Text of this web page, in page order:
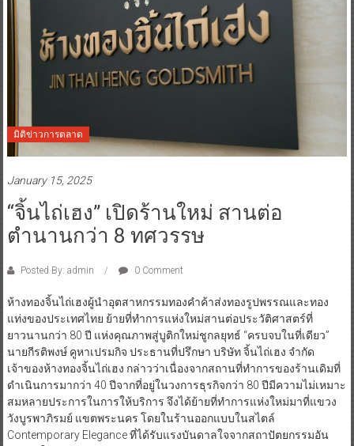
มิติข่าวการตลาด
January 15, 2025
“จิ้นไถ่เฮง” เปิดร้านใหม่ สานต่อ
ตำนานกว่า 8 ทศวรรษ
Posted By: admin 0 Comment
ห้างทองจิ้นไถ่เฮงผู้นำอุตสาหกรรมทองคำค้าส่งทองรูปพรรณและทอง
แท่งของประเทศไทย ย้ายที่ทำการแห่งใหม่สานต่อประวัติศาสตร์ที่
ยาวนานกว่า 80 ปี แห่งคุณภาพสู่บูติกใหม่ชูกลยุทธ์ “ครบจบในที่เดียว”
นายกีรติพงษ์ คูหาเปรมกิจ ประธานที่ปรึกษา บริษัท จิ้นไถ่เฮง จำกัด
เจ้าของห้างทองจิ้นไถ่เฮง กล่าวว่าเนื่องจากสถานที่ทำการของร้านเดิมที่
ดำเนินการมากว่า 40 ปีจากที่อยู่ในวงการธุรกิจกว่า 80 ปีมีความไม่เหมาะ
สมหลายประการในการให้บริการ จึงได้ย้ายที่ทำการแห่งใหม่มาที่แขวง
วังบูรพาภิรมย์ แขตพระนคร โดยในร้านออกแบบในสไตล์
Contemporary Elegance ที่ได้รับแรงบันดาลใจจากสถาปัตยกรรมอัน